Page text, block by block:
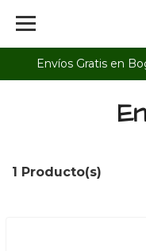
Envíos Gratis en
1 Producto(s)